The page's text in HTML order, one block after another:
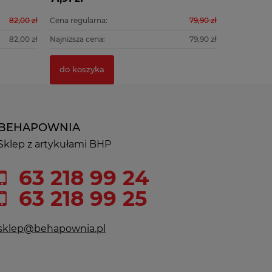
82,00 zł
82,00 zł
Cena regularna: 79,90 zł
Najniższa cena: 79,90 zł
do koszyka
z artykułami BHP
63 218 99 24
63 218 99 25